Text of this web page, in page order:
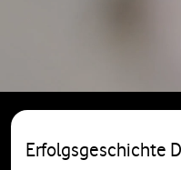
Erfolgsgeschichte